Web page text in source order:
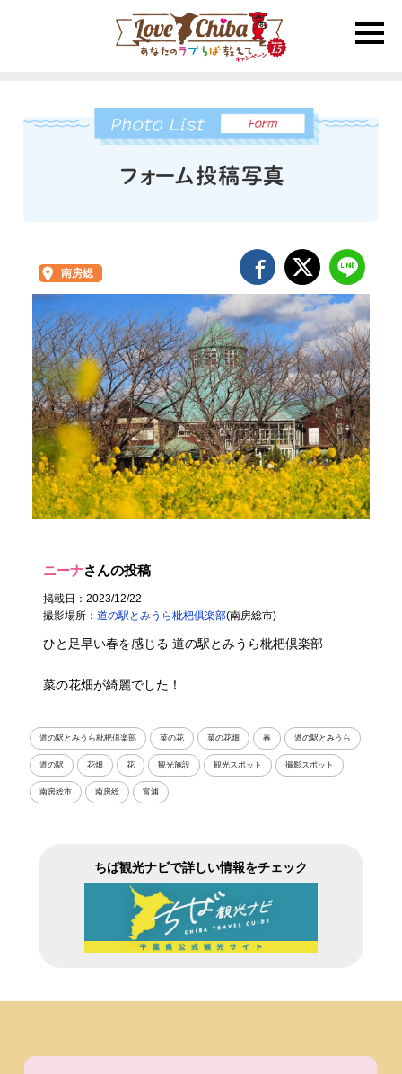
toggle
南房総
ニーナさんの投稿
掲載日：2023/12/22
撮影場所：道の駅とみうら枇杷倶楽部(南房総市)
ひと足早い春を感じる 道の駅とみうら枇杷倶楽部
菜の花畑が綺麗でした！
道の駅とみうら枇杷倶楽部 菜の花 菜の花畑 春 道の駅とみうら
道の駅 花畑 花 観光施設 観光スポット 撮影スポット
南房総市 南房総 富浦
ちば観光ナビで詳しい情報をチェック